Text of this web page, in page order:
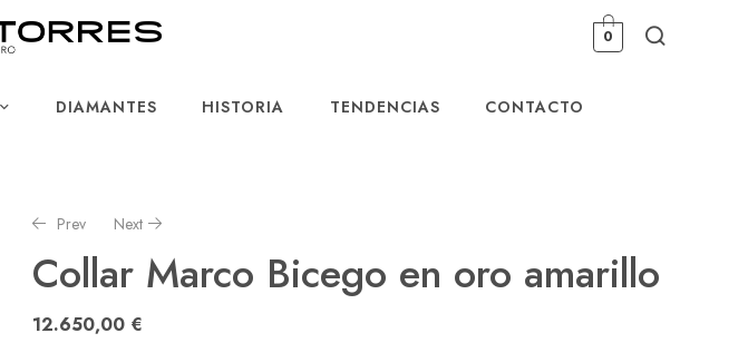
0
DIAMANTES HISTORIA TENDENCIAS CONTACTO
Prev
5.150,00€
Next
1.775,00€
Collar Marco Bicego en oro amarillo
12.650,00 €